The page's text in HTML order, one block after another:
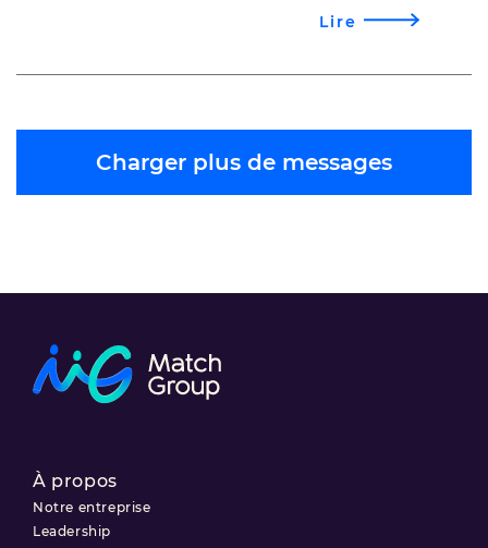
Lire
Charger plus de messages
À propos
Notre entreprise
Leadership